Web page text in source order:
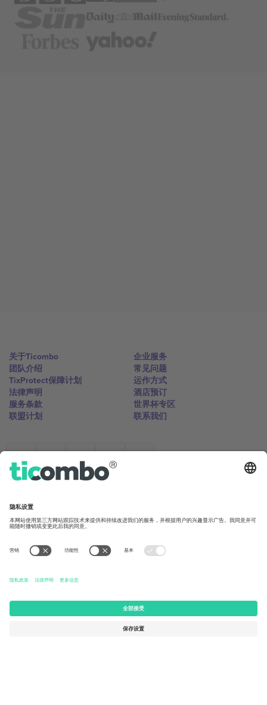
关于Ticombo
团队介绍
TixProtect保障计划
法律声明
服务条款
联盟计划
企业服务
常见问题
运作方式
酒店预订
世界杯专区
联系我们
Unter den Linden 24, 10117
Kingdom